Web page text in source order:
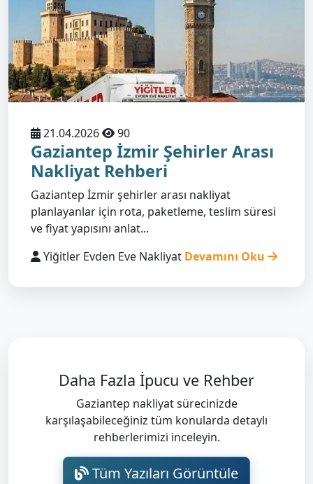
21.04.2026 90
Gaziantep İzmir Şehirler Arası
Nakliyat Rehberi
Gaziantep İzmir şehirler arası nakliyat
planlayanlar için rota, paketleme, teslim süresi
ve fiyat yapısını anlat...
Yiğitler Evden Eve Nakliyat Devamını Oku
Daha Fazla İpucu ve Rehber
Gaziantep nakliyat sürecinizde
karşılaşabileceğiniz tüm konularda detaylı
rehberlerimizi inceleyin.
Tüm Yazıları Görüntüle